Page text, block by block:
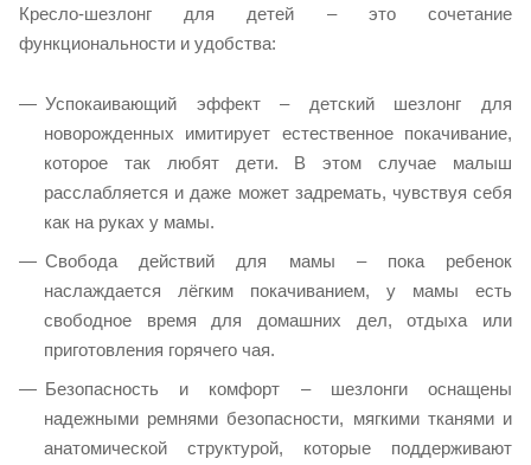
Кресло-шезлонг для детей – это сочетание
функциональности и удобства:
Успокаивающий эффект – детский шезлонг для
новорожденных имитирует естественное покачивание,
которое так любят дети. В этом случае малыш
расслабляется и даже может задремать, чувствуя себя
как на руках у мамы.
Свобода действий для мамы – пока ребенок
наслаждается лёгким покачиванием, у мамы есть
свободное время для домашних дел, отдыха или
приготовления горячего чая.
Безопасность и комфорт – шезлонги оснащены
надежными ремнями безопасности, мягкими тканями и
анатомической структурой, которые поддерживают